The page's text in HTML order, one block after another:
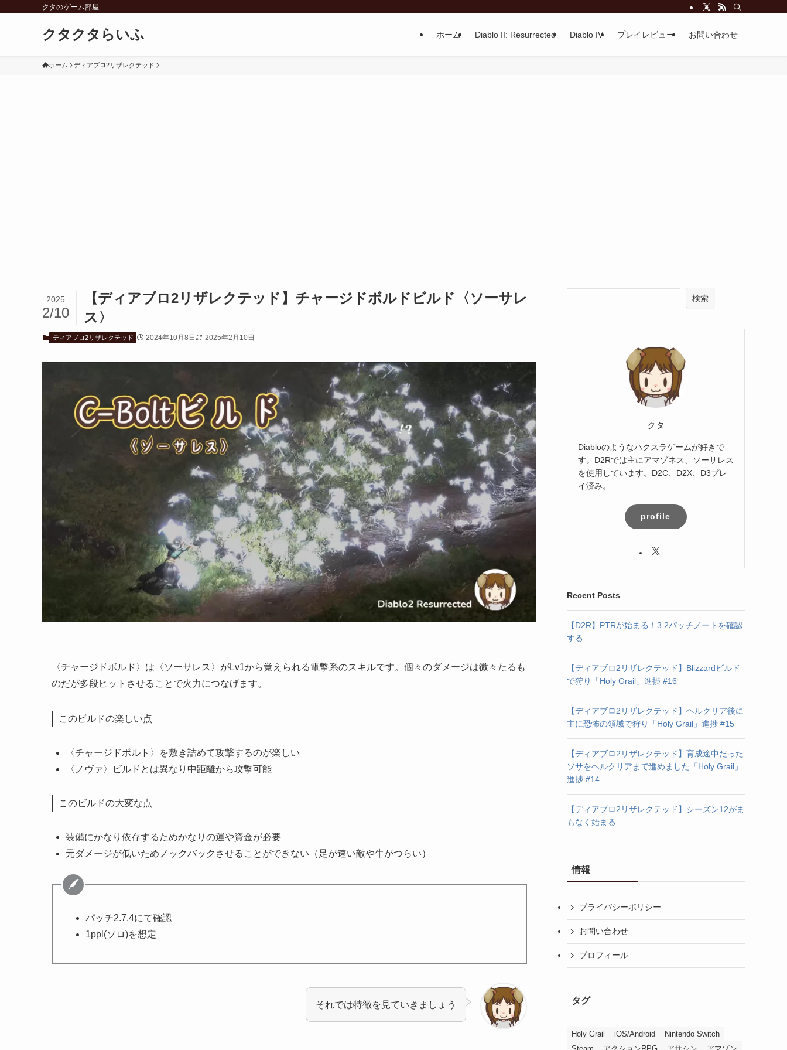
クタのゲーム部屋
クタクタらいふ ホーム Diablo II: Resurrected Diablo IV プレイレビュー お問い合わせ
ホーム ディアブロ2リザレクテッド
【ディアブロ2リザレクテッド】チャージドボルドビルド〈ソーサレ
ス〉
2025
2/10
ディアブロ2リザレクテッド 2024年10月8日 2025年2月10日
〈チャージドボルド〉は〈ソーサレス〉がLv1から覚えられる電撃系のスキルです。個々のダメージは微々たるも
のだが多段ヒットさせることで火力につなげます。
このビルドの楽しい点
〈チャージドボルト〉を敷き詰めて攻撃するのが楽しい
〈ノヴァ〉ビルドとは異なり中距離から攻撃可能
このビルドの大変な点
装備にかなり依存するためかなりの運や資金が必要
元ダメージが低いためノックバックさせることができない（足が速い敵や牛がつらい）
パッチ2.7.4にて確認
1ppl(ソロ)を想定
それでは特徴を見ていきましょう
検索
クタ
Diabloのようなハクスラゲームが好きで
す。D2Rでは主にアマゾネス、ソーサレス
を使用しています。D2C、D2X、D3プレ
イ済み。
profile
Recent Posts
【D2R】PTRが始まる！3.2パッチノートを確認
する
【ディアブロ2リザレクテッド】Blizzardビルド
で狩り「Holy Grail」進捗 #16
【ディアブロ2リザレクテッド】ヘルクリア後に
主に恐怖の領域で狩り「Holy Grail」進捗 #15
【ディアブロ2リザレクテッド】育成途中だった
ソサをヘルクリアまで進めました「Holy Grail」
進捗 #14
【ディアブロ2リザレクテッド】シーズン12がま
もなく始まる
情報
プライバシーポリシー
お問い合わせ
プロフィール
タグ
Holy Grail iOS/Android
Nintendo Switch